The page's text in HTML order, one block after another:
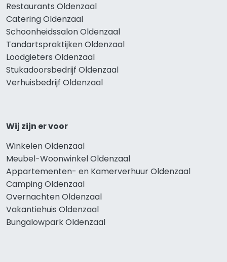
Restaurants Oldenzaal
Catering Oldenzaal
Schoonheidssalon Oldenzaal
Tandartspraktijken Oldenzaal
Loodgieters Oldenzaal
Stukadoorsbedrijf Oldenzaal
Verhuisbedrijf Oldenzaal
Wij zijn er voor
Winkelen Oldenzaal
Meubel-Woonwinkel Oldenzaal
Appartementen- en Kamerverhuur Oldenzaal
Camping Oldenzaal
Overnachten Oldenzaal
Vakantiehuis Oldenzaal
Bungalowpark Oldenzaal